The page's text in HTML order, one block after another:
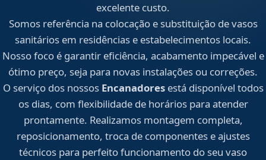
excelente custo.
Somos referência na colocação e substituição de vasos
sanitários em residências e estabelecimentos locais.
Nosso foco é garantir eficiência, acabamento impecável e
ótimo preço, seja para novas instalações ou correções.
O serviço dos nossos Encanadoresestá disponível todos
os dias, com flexibilidade de horários para atender
prontamente. Realizamos montagem completa,
reposicionamento, troca de componentes e ajustes
técnicos para perfeito funcionamento do seu vaso